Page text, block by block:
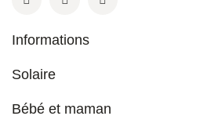
Informations
Solaire
Bébé et maman